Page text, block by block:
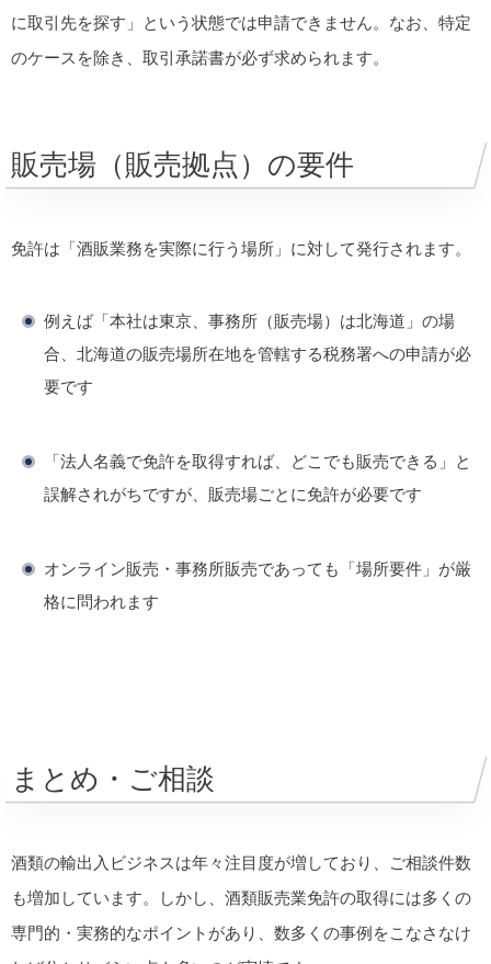
に取引先を探す」という状態では申請できません。なお、特定
のケースを除き、取引承諾書が必ず求められます。
販売場（販売拠点）の要件
免許は「酒販業務を実際に行う場所」に対して発行されます。
例えば「本社は東京、事務所（販売場）は北海道」の場
合、北海道の販売場所在地を管轄する税務署への申請が必
要です
「法人名義で免許を取得すれば、どこでも販売できる」と
誤解されがちですが、販売場ごとに免許が必要です
オンライン販売・事務所販売であっても「場所要件」が厳
格に問われます
まとめ・ご相談
酒類の輸出入ビジネスは年々注目度が増しており、ご相談件数
も増加しています。しかし、酒類販売業免許の取得には多くの
専門的・実務的なポイントがあり、数多くの事例をこなさなけ